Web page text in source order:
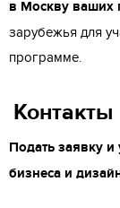
в Москву ваших
зарубежья для
программе.
Контакты
Подать заявку и
бизнеса и